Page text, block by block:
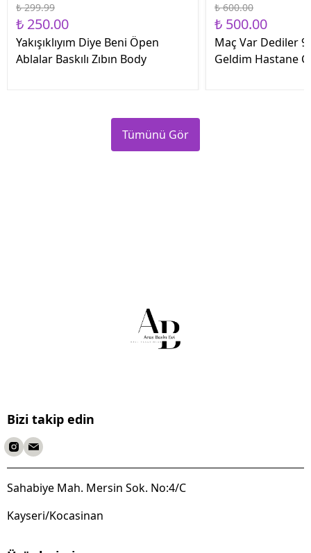
₺ 299.99
₺ 250.00
Yakışıklıyım Diye Beni Öpen
Ablalar Baskılı Zıbın Body
₺ 600.00
₺ 500.00
Maç Var Dediler 9
Geldim Hastane
Tümünü Gör
Bizi takip edin
Sahabiye Mah. Mersin Sok. No:4/C
Kayseri/Kocasinan